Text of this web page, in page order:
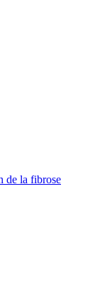
de la fibrose